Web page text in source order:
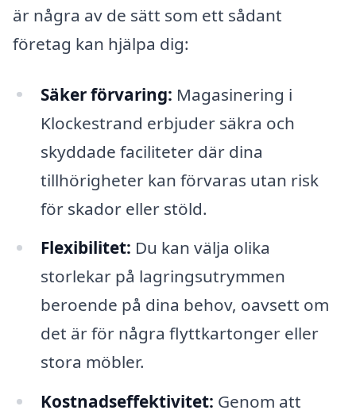
är några av de sätt som ett sådant
företag kan hjälpa dig:
Säker förvaring: Magasinering i
Klockestrand erbjuder säkra och
skyddade faciliteter där dina
tillhörigheter kan förvaras utan risk
för skador eller stöld.
Flexibilitet: Du kan välja olika
storlekar på lagringsutrymmen
beroende på dina behov, oavsett om
det är för några flyttkartonger eller
stora möbler.
Kostnadseffektivitet: Genom att